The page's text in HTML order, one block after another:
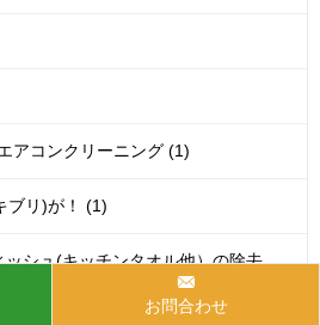
アコンクリーニング (1)
ブリ)が！ (1)
シュ(キッチンタオル他）の除去
お問合わせ